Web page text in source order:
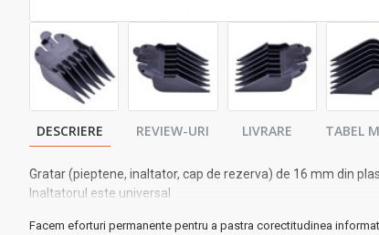
DESCRIERE REVIEW-URI LIVRARE TABEL
Gratar (pieptene, inaltator, cap de rezerva) de 16 mm din
Inaltatorul este universal
Facem eforturi permanente pentru a pastra corectitudinea